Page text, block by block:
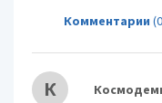
Комментарии
К